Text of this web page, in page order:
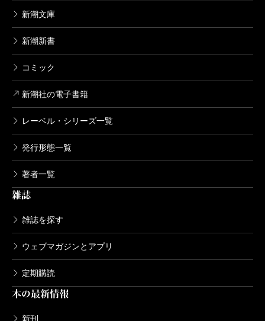
新潮文庫
新潮新書
コミック
新潮社の電子書籍
レーベル・シリーズ一覧
発行形態一覧
著者一覧
雑誌
雑誌を探す
ウェブマガジンとアプリ
定期購読
本の最新情報
新刊